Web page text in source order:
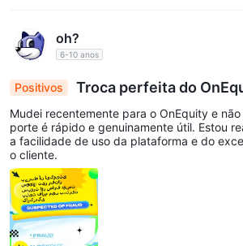
ders is our top priority. Your kind words motivate u
s to maintain excellence in every
ding experience. Best
oh?
6-10 anos
Positivos
Troca perfeita do
pido e plataforma amigável Excel
Mudei recentemente para o OnEquity e
porte é rápido e genuinamente útil. Estou
a facilidade de uso da plataforma e do
o cliente.